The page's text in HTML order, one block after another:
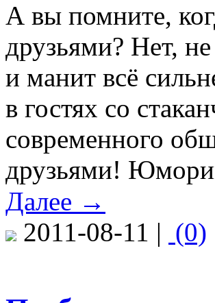
А вы помните,
друзьями? Нет,
и манит всё
в гостях со
современного
друзьями!
Далее →
2011-08-11 | (0)